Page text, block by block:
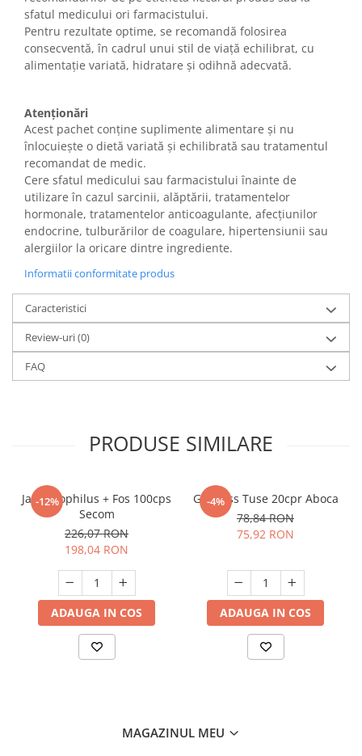
sfatul medicului ori farmacistului.
Pentru rezultate optime, se recomandă folosirea
consecventă, în cadrul unui stil de viață echilibrat, cu
alimentație variată, hidratare și odihnă adecvată.
Atenționări
Acest pachet conține suplimente alimentare și nu
înlocuiește o dietă variată și echilibrată sau tratamentul
recomandat de medic.
Cere sfatul medicului sau farmacistului înainte de
utilizare în cazul sarcinii, alăptării, tratamentelor
hormonale, tratamentelor anticoagulante, afecțiunilor
endocrine, tulburărilor de coagulare, hipertensiunii sau
alergiilor la oricare dintre ingrediente.
Informatii conformitate produs
Caracteristici
Review-uri(0)
FAQ
PRODUSE SIMILARE
-12%
Jarro Dophilus + Fos 100cps
Secom
226,07 RON
198,04 RON
ADAUGA IN COS
-4%
Grintuss Tuse 20cpr Aboca
78,84 RON
75,92 RON
ADAUGA IN COS
MAGAZINUL MEU